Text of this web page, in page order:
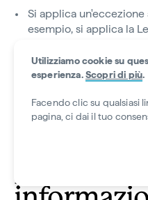
Si applica
esempio, si applica la
australiano 8
E.
Utilizziamo cookie su
esperienza.Scopri di più.
Facendo clic su qualsiasi
pagina, ci dai il tuo